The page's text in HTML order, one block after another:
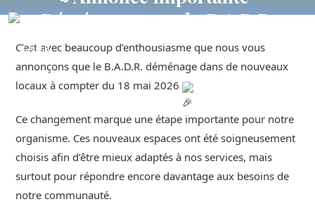
B.A.D.R
C'EST
VOTRE
Déménagement du B.A.D.R.
07/05/2026
B.A.D.R
C’est avec beaucoup d’enthousiasme que nous vous
annonçons que le B.A.D.R. déménage dans de nouveaux
locaux à compter du 18 mai 2026
Ce changement marque une étape importante pour notre
organisme. Ces nouveaux espaces ont été soigneusement
choisis afin d’être mieux adaptés à nos services, mais
surtout pour répondre encore davantage aux besoins de
notre communauté.